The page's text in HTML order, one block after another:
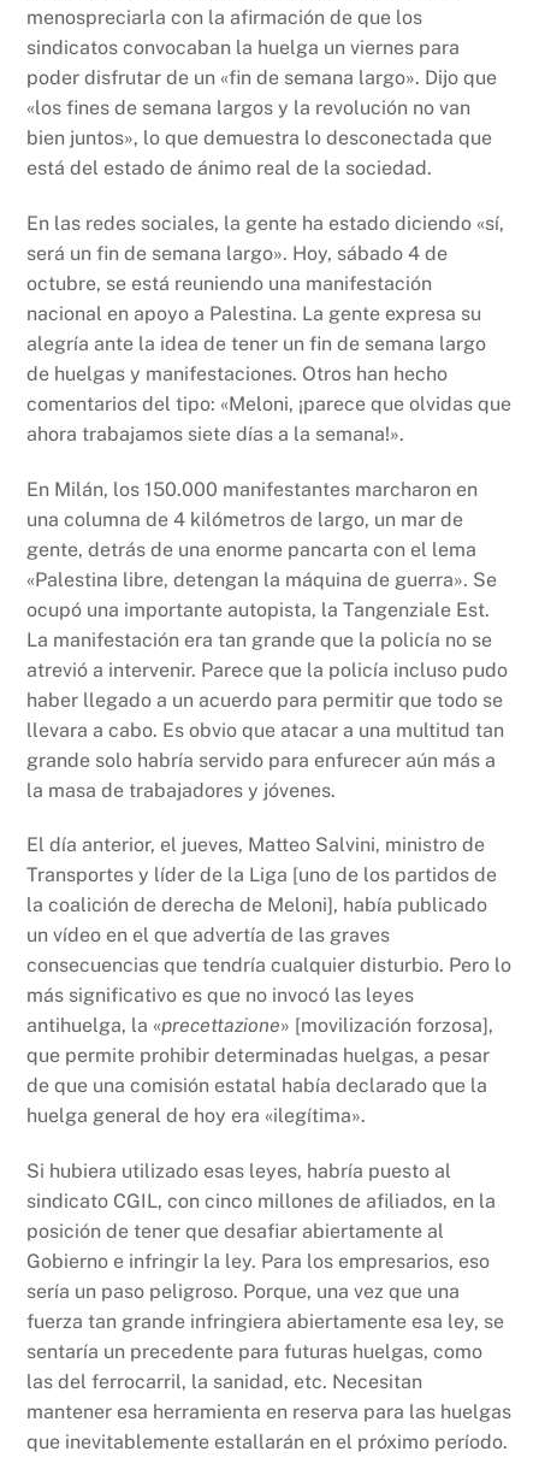
menospreciarla con la afirmación de que los
sindicatos convocaban la huelga un viernes para
poder disfrutar de un «fin de semana largo». Dijo que
«los fines de semana largos y la revolución no van
bien juntos», lo que demuestra lo desconectada que
está del estado de ánimo real de la sociedad.
En las redes sociales, la gente ha estado diciendo «sí,
será un fin de semana largo». Hoy, sábado 4 de
octubre, se está reuniendo una manifestación
nacional en apoyo a Palestina. La gente expresa su
alegría ante la idea de tener un fin de semana largo
de huelgas y manifestaciones. Otros han hecho
comentarios del tipo: «Meloni, ¡parece que olvidas que
ahora trabajamos siete días a la semana!».
En Milán, los 150.000 manifestantes marcharon en
una columna de 4 kilómetros de largo, un mar de
gente, detrás de una enorme pancarta con el lema
«Palestina libre, detengan la máquina de guerra». Se
ocupó una importante autopista, la Tangenziale Est.
La manifestación era tan grande que la policía no se
atrevió a intervenir. Parece que la policía incluso pudo
haber llegado a un acuerdo para permitir que todo se
llevara a cabo. Es obvio que atacar a una multitud tan
grande solo habría servido para enfurecer aún más a
la masa de trabajadores y jóvenes.
El día anterior, el jueves, Matteo Salvini, ministro de
Transportes y líder de la Liga [uno de los partidos de
la coalición de derecha de Meloni], había publicado
un vídeo en el que advertía de las graves
consecuencias que tendría cualquier disturbio. Pero lo
más significativo es que no invocó las leyes
antihuelga, la «precettazione» [movilización forzosa],
que permite prohibir determinadas huelgas, a pesar
de que una comisión estatal había declarado que la
huelga general de hoy era «ilegítima».
Si hubiera utilizado esas leyes, habría puesto al
sindicato CGIL, con cinco millones de afiliados, en la
posición de tener que desafiar abiertamente al
Gobierno e infringir la ley. Para los empresarios, eso
sería un paso peligroso. Porque, una vez que una
fuerza tan grande infringiera abiertamente esa ley, se
sentaría un precedente para futuras huelgas, como
las del ferrocarril, la sanidad, etc. Necesitan
mantener esa herramienta en reserva para las huelgas
que inevitablemente estallarán en el próximo período.